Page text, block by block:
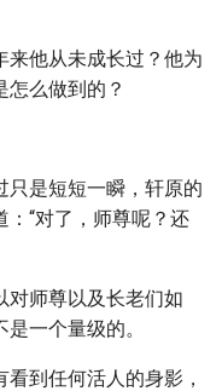
来他从未成长过？他为
么做到的？
只是短短一瞬，轩原的
“对了，师尊呢？还
对师尊以及长老们如
一个量级的。
到任何活人的身影，